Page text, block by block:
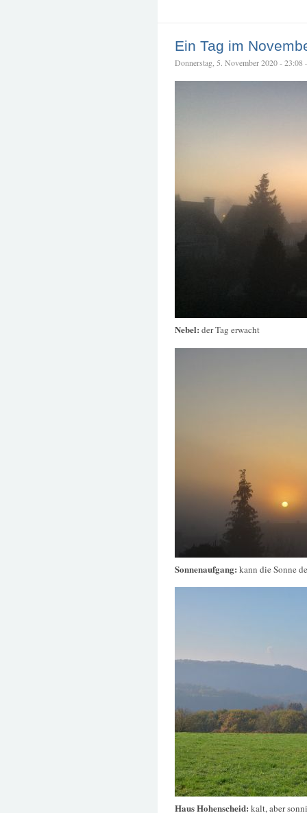
Ein Tag im
Donnerstag, 5. November 2020 - 23:08
Nebel: der Tag erwacht
Sonnenaufgang: kann die Sonne
Haus Hohenscheid: kalt, aber